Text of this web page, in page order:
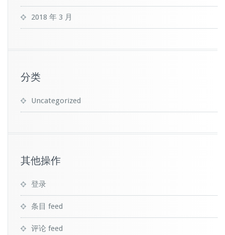
2018 年 3 月
分类
Uncategorized
其他操作
登录
条目 feed
评论 feed